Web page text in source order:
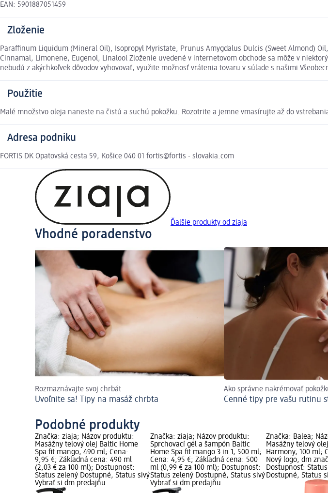
EAN: 5901887051459
Zloženie
Paraffinum Liquidum (Mineral Oil), Isopropyl Myristate, Prunus Amygdalus Dulcis (Sweet Almond)
Cinnamal, Limonene, Eugenol, Linalool Zloženie uvedené v internetovom obchode sa môže v
nebudú z akýchkoľvek dôvodov vyhovovať, využite možnosť vrátenia tovaru v súlade s našimi
Použitie
Malé množstvo oleja naneste na čistú a suchú pokožku. Rozotrite a jemne vmasírujte až do
Adresa podniku
FORTIS DK Opatovská cesta 59, Košice 040 01 fortis@fortis - slovakia.com
Ďalšie produkty od ziaja
Vhodné poradenstvo
Rozmaznávajte svoj chrbát
Uvoľnite sa! Tipy na masáž chrbta
Ako správne nakrémovať
Cenné tipy pre vašu rutinu
Podobné produkty
Značka: ziaja; Názov produktu:
Masážny telový olej Baltic Home
Spa fit mango, 490 ml; Cena:
9,95 €; Základná cena: 490 ml
(2,03 € za 100 ml); Dostupnosť:
Status zelený Dostupné, Status sivý
Vybrať si dm predajňu
Značka: ziaja; Názov produktu:
Sprchovací gél a šampón Baltic
Home Spa fit mango 3 in 1, 500 ml;
Cena: 4,95 €; Základná cena: 500
ml (0,99 € za 100 ml); Dostupnosť:
Status zelený Dostupné, Status sivý
Vybrať si dm predajňu
Značka: Balea;
Masážny telový
Harmony, 100 ml;
Nový logo, dm
Dostupnosť:
Dostupné, Status